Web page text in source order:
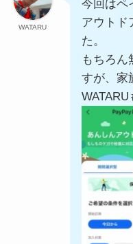
WATARU
今回はペ
アウトド
た。
もちろん
すが、家
WATARU